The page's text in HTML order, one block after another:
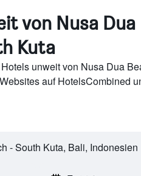
von Nusa Dua
Kuta
unweit von Nusa Dua
auf HotelsCombined